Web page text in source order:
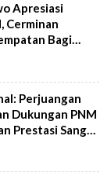
Apresiasi
Cerminan
Bagi
Perjuangan
Dukungan PNM
Prestasi Sang